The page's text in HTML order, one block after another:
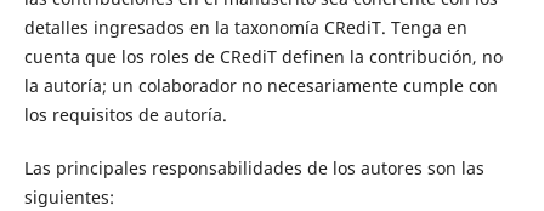
detalles ingresados ​​en la taxonomía CRediT. Tenga en
cuenta que los roles de CRediT definen la contribución, no
la autoría; un colaborador no necesariamente cumple con
los requisitos de autoría.
Las principales responsabilidades de los autores son las
siguientes: